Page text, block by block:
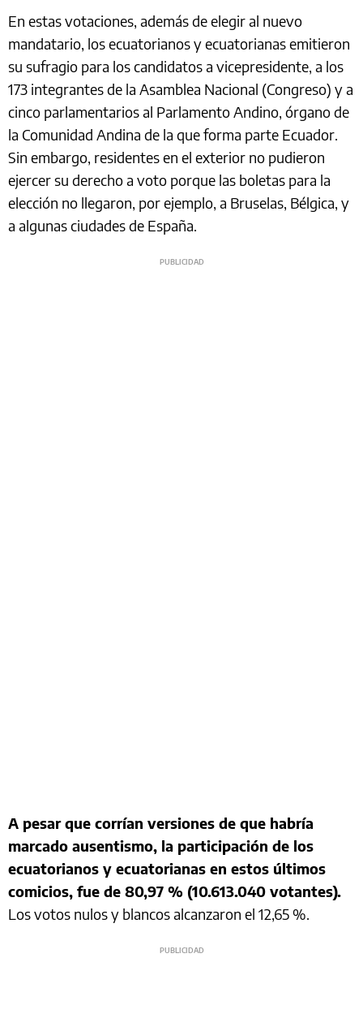
En estas votaciones, además de elegir al nuevo
mandatario, los ecuatorianos y ecuatorianas emitieron
su sufragio para los candidatos a vicepresidente, a los
173 integrantes de la Asamblea Nacional (Congreso) y a
cinco parlamentarios al Parlamento Andino, órgano de
la Comunidad Andina de la que forma parte Ecuador.
Sin embargo, residentes en el exterior no pudieron
ejercer su derecho a voto porque las boletas para la
elección no llegaron, por ejemplo, a Bruselas, Bélgica, y
a algunas ciudades de España.
A pesar que corrían versiones de que habría
marcado ausentismo, la participación de los
ecuatorianos y ecuatorianas en estos últimos
comicios, fue de 80,97 % (10.613.040 votantes).
Los votos nulos y blancos alcanzaron el 12,65 %.